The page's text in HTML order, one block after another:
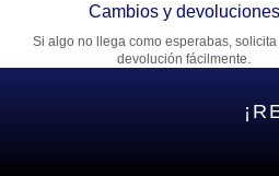
Cambios y devoluciones
Si algo no llega como esperabas,
devolución fácilmente.